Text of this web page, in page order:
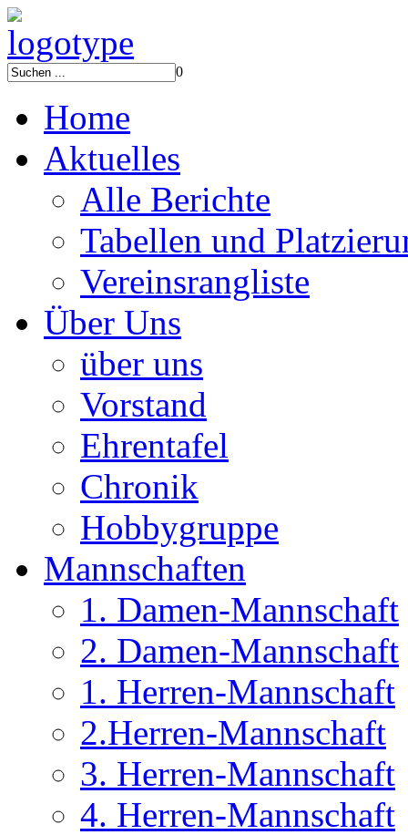
0
Home
Aktuelles
Alle Berichte
Tabellen und
Vereinsrangliste
Über Uns
über uns
Vorstand
Ehrentafel
Chronik
Hobbygruppe
Mannschaften
1. Damen-Mannschaft
2. Damen-Mannschaft
1. Herren-Mannschaft
2.Herren-Mannschaft
3. Herren-Mannschaft
4. Herren-Mannschaft